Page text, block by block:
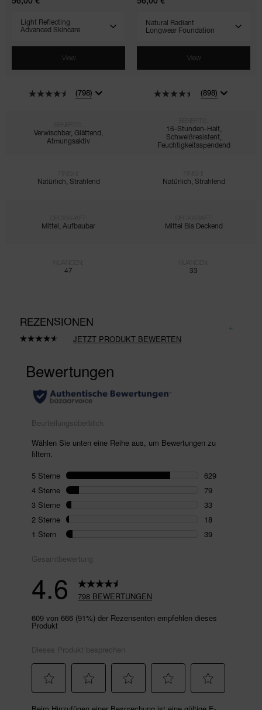
View
(798)
Verwischbar, Glättend,
Atmungsaktiv
Natürlich, Strahlend
Mittel, Aufbaubar
47
View
(898)
16-Stunden-Halt,
Schweißresistent,
Feuchtigkeitsspendend
Natürlich, Strahlend
Mittel Bis Deckend
33
REZENSIONEN
798
Link
auf
derselben
Seite.
JETZT PRODUKT BEWERTEN